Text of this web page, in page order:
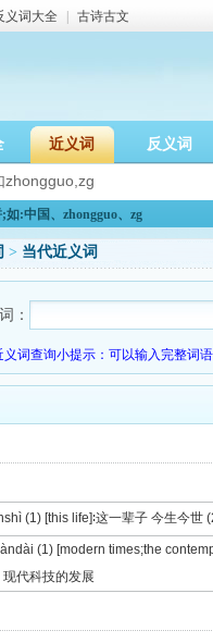
义词大全 古诗古文
近义词 反义词
:中国、zhongguo、zg
> 当代近义词
：
义词查询小提示：可以输入完整词
(1) [this life]∶这一辈子 今生今世
(1) [modern times;the
现代科技的发展